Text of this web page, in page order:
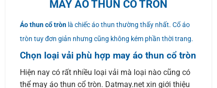
MAY ÁO THUN CỔ TRÒN
Áo thun cổ trònlà chiếc áo thun thường thấy nhất. Cổ áo
tròn tuy đơn giản nhưng cũng không kém phần thời trang.
Chọn loại vải phù hợp may áo thun cổ tròn
Hiện nay có rất nhiều loại vải mà loại nào cũng có
thể may áo thun cổ tròn. Datmay.net xin giới thiệu